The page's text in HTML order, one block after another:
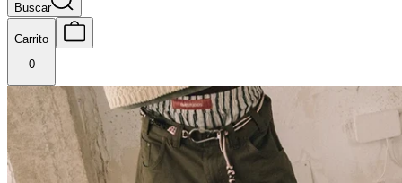
Buscar
Carrito
0